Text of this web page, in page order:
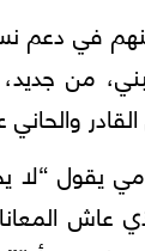
في دعم
من
يقول “لا
عاش